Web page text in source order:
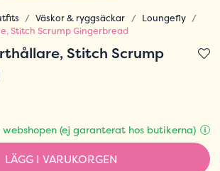
Väskor & ryggsäckar
Loungefly
Stitch Scrump Gingerbread
Stitch Scrump
(ej garanterat hos butikerna)
LÄGG I VARUKORGEN